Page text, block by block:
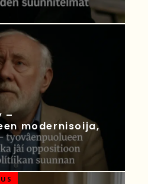
–
modernisoija,